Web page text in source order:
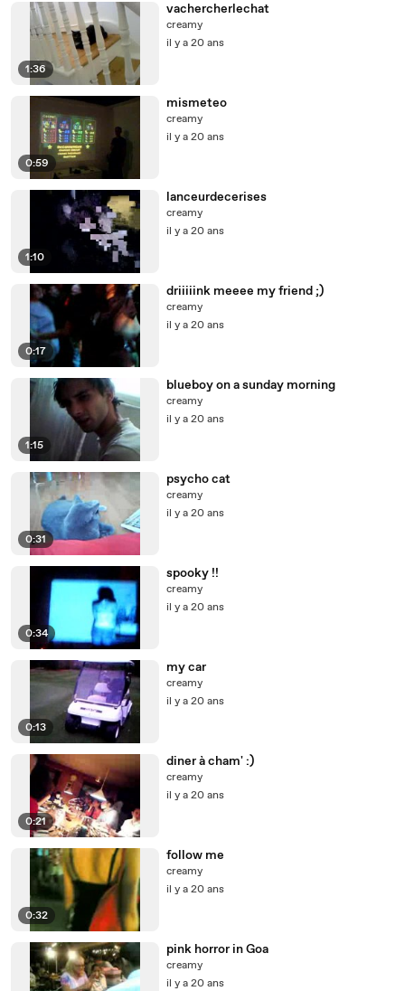
1:36
vachercherlechat
creamy
il y a 20 ans
0:59
mismeteo
creamy
il y a 20 ans
1:10
lanceurdecerises
creamy
il y a 20 ans
0:17
driiiiink meeee my friend ;)
creamy
il y a 20 ans
1:15
blueboy on a sunday morning
creamy
il y a 20 ans
0:31
psycho cat
creamy
il y a 20 ans
0:34
spooky !!
creamy
il y a 20 ans
0:13
my car
creamy
il y a 20 ans
0:21
diner à cham' :)
creamy
il y a 20 ans
0:32
follow me
creamy
il y a 20 ans
pink horror in Goa
creamy
il y a 20 ans